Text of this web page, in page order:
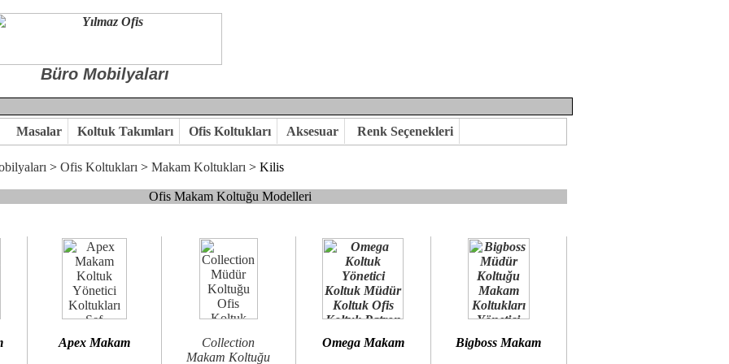
Büro Mobilyaları
kaliteye önem veriyorsanız,makam koltuk modellerimizi incelemenizi öneririz.
goldsit ve modern makam koltukları hayal ettiğiniz özgün ofis ortamına kavuşabilirsiniz.
birlikte karar verelim.
Büro Mobilya
Masalar Koltuk Takımları Ofis Koltukları Aksesuar Renk Seçenekleri
> Ofis Koltukları > Makam Koltukları > Kilis
Ofis Makam Koltuğu Modelleri
Apex Makam
Collection
Makam Koltuğu
Omega Makam Bigboss Makam